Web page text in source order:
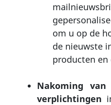
om u op de
de nieuwste
producten en
Nakoming van
verplichtingen